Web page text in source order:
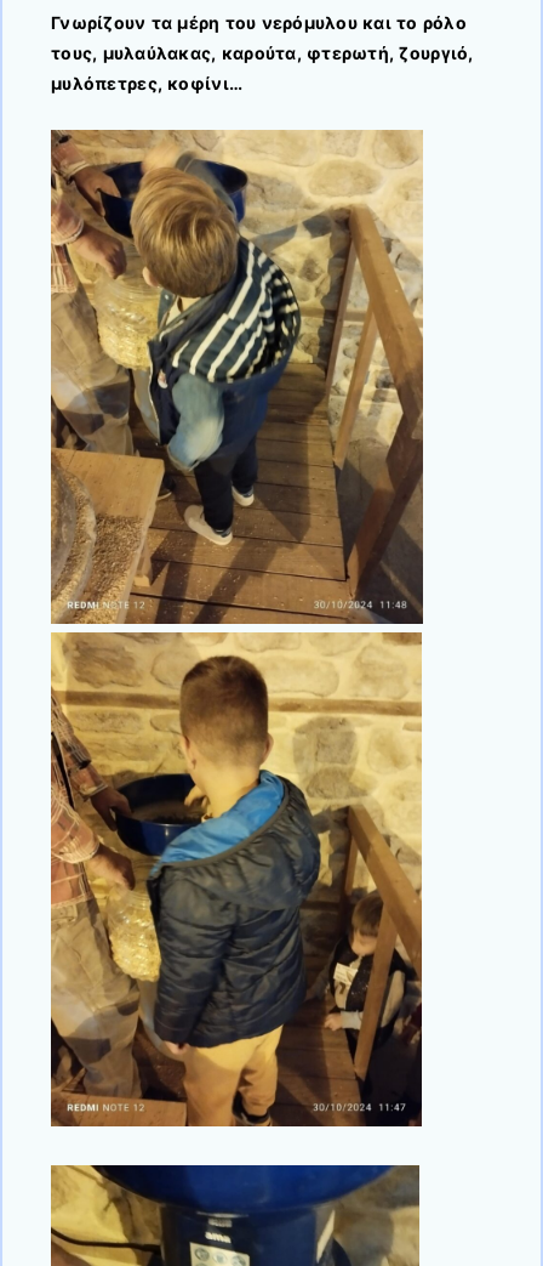
Γνωρίζουν τα μέρη του νερόμυλου και το ρόλο
τους, μυλαύλακας, καρούτα, φτερωτή, ζουργιό,
μυλόπετρες, κοφίνι…